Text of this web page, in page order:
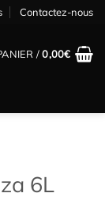
Contactez-nous
/0,00€
6L